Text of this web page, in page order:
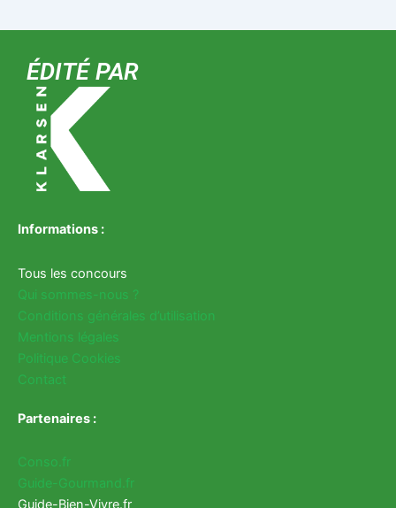
ÉDITÉ PAR
Informations :
Tous les concours
Qui sommes-nous ?
Conditions générales d’utilisation
Mentions légales
Politique Cookies
Contact
Partenaires :
Conso.fr
Guide-Gourmand.fr
Guide-Bien-Vivre.fr